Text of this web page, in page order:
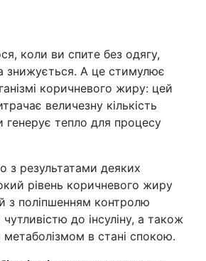
коли ви спите без одягу,
знижується. А це стимулює
коричневого жиру: цей
величезну кількість
генерує тепло для процесу
з результатами деяких
рівень коричневого жиру
з поліпшенням контролю
чутливістю до інсуліну, а також
в стані спокою.